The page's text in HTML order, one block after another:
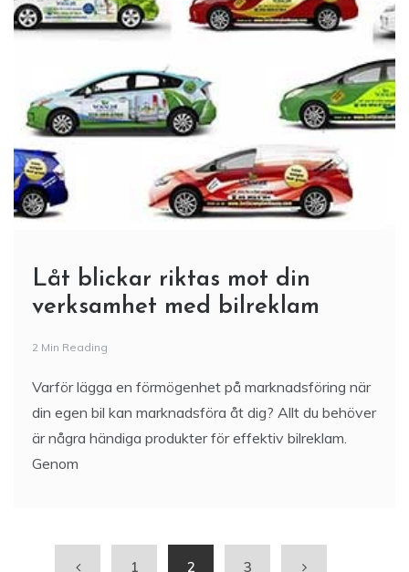
Låt blickar riktas mot din
verksamhet med bilreklam
2 Min Reading
Varför lägga en förmögenhet på marknadsföring när
din egen bil kan marknadsföra åt dig? Allt du behöver
är några händiga produkter för effektiv bilreklam.
Genom
1 2 3